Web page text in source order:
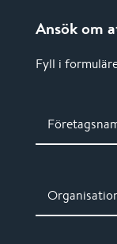
Ansök om
Fyll i